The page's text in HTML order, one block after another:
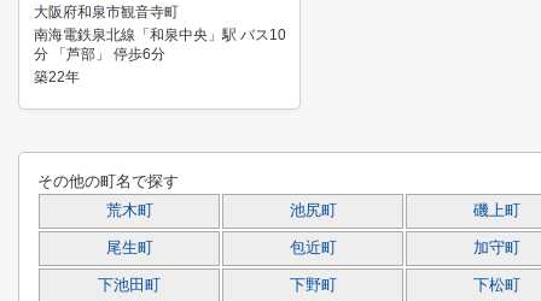
大阪府和泉市観音寺町
南海電鉄泉北線「和泉中央」駅 バス10
分 「芦部」 停歩6分
築22年
その他の町名で探す
荒木町 池尻町 磯上町
尾生町 包近町 加守町
下池田町 下野町 下松町